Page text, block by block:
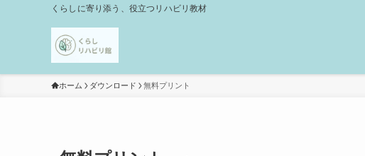
くらしに寄り添う、役立つリハビリ教材
ホーム ダウンロード 無料プリント